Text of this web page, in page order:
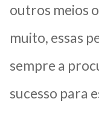
outros meios
muito, essas
sempre a
sucesso para